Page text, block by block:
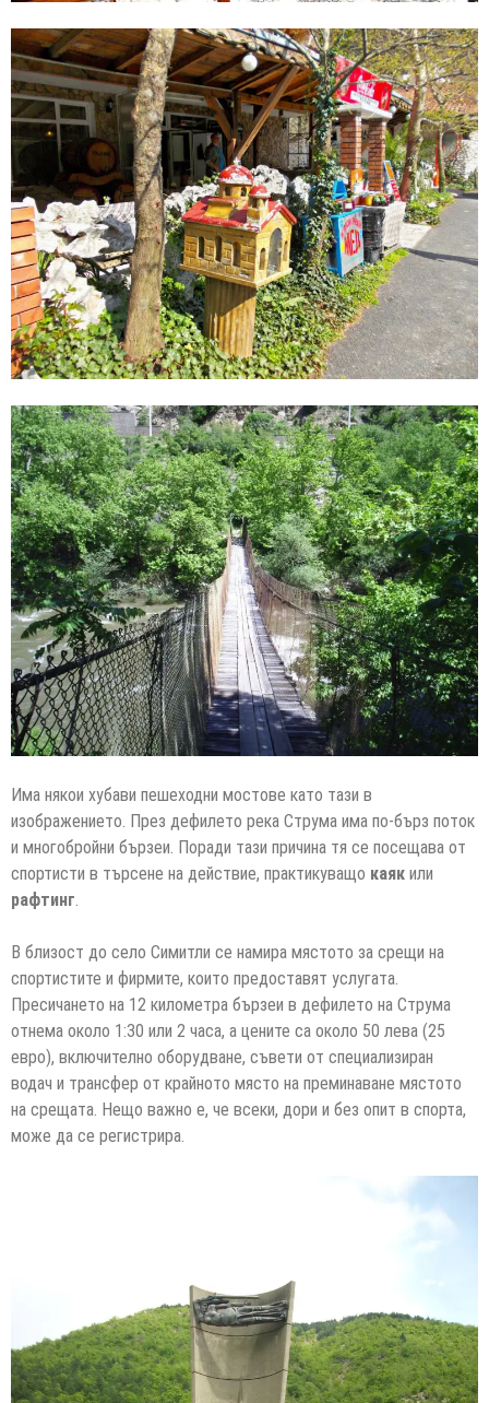
Има някои хубави пешеходни мостове като тази в
изображението. През дефилето река Струма има по-бърз поток
и многобройни бързеи. Поради тази причина тя се посещава от
спортисти в търсене на действие, практикуващо каяк или
рафтинг.
В близост до село Симитли се намира мястото за срещи на
спортистите и фирмите, които предоставят услугата.
Пресичането на 12 километра бързеи в дефилето на Струма
отнема около 1:30 или 2 часа, а цените са около 50 лева (25
евро), включително оборудване, съвети от специализиран
водач и трансфер от крайното място на преминаване мястото
на срещата. Нещо важно е, че всеки, дори и без опит в спорта,
може да се регистрира.